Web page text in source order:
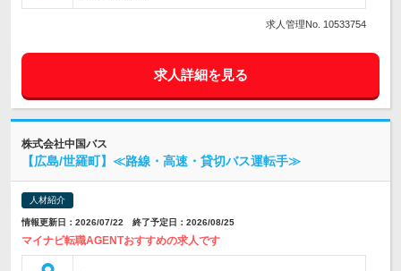
求人管理No. 10533754
求人詳細を見る
株式会社中国バス
【広島/世羅町】≪路線・高速・貸切バス運転手≫
人材紹介
情報更新日：2026/07/22 終了予定日：2026/08/25
マイナビ転職AGENTおすすめの求人です